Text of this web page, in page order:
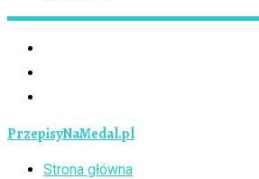
PrzepisyNaMedal.pl
Strona główna